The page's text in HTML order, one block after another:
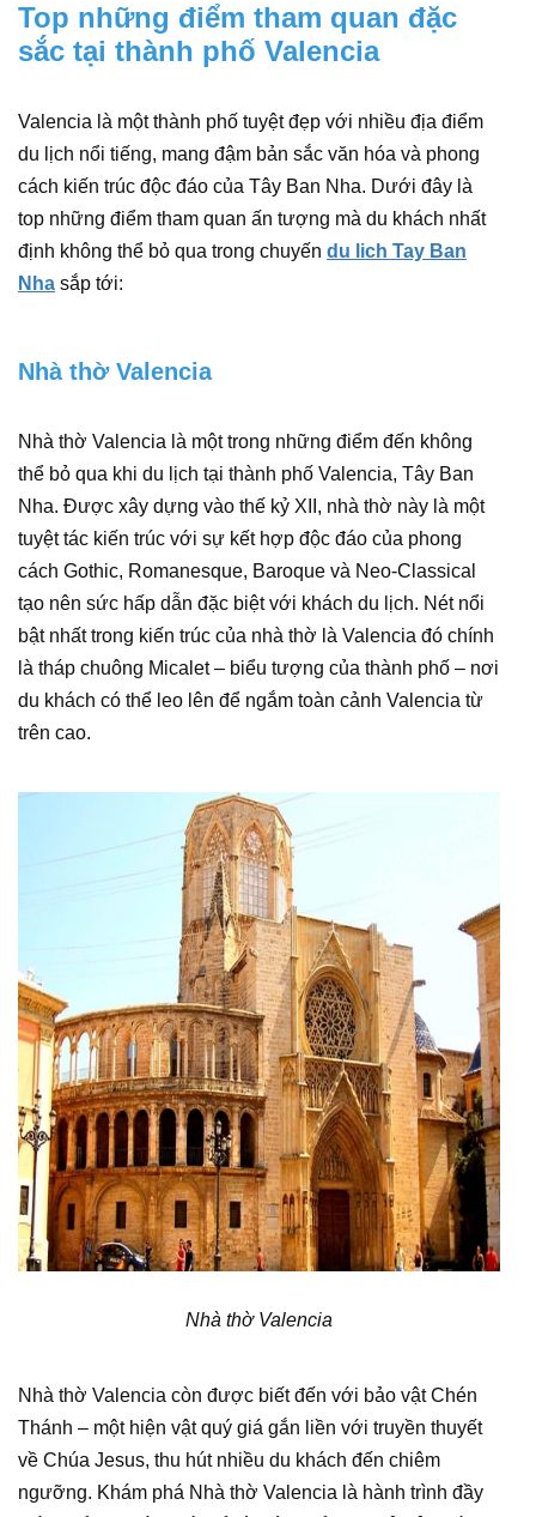
Top những điểm tham quan đặc
sắc tại thành phố Valencia
Valencia là một thành phố tuyệt đẹp với nhiều địa điểm
du lịch nổi tiếng, mang đậm bản sắc văn hóa và phong
cách kiến trúc độc đáo của Tây Ban Nha. Dưới đây là
top những điểm tham quan ấn tượng mà du khách nhất
định không thể bỏ qua trong chuyến du lich Tay Ban
Nha sắp tới:
Nhà thờ Valencia
Nhà thờ Valencia là một trong những điểm đến không
thể bỏ qua khi du lịch tại thành phố Valencia, Tây Ban
Nha. Được xây dựng vào thế kỷ XII, nhà thờ này là một
tuyệt tác kiến trúc với sự kết hợp độc đáo của phong
cách Gothic, Romanesque, Baroque và Neo-Classical
tạo nên sức hấp dẫn đặc biệt với khách du lịch. Nét nổi
bật nhất trong kiến trúc của nhà thờ là Valencia đó chính
là tháp chuông Micalet – biểu tượng của thành phố – nơi
du khách có thể leo lên để ngắm toàn cảnh Valencia từ
trên cao.
Nhà thờ Valencia
Nhà thờ Valencia còn được biết đến với bảo vật Chén
Thánh – một hiện vật quý giá gắn liền với truyền thuyết
về Chúa Jesus, thu hút nhiều du khách đến chiêm
ngưỡng. Khám phá Nhà thờ Valencia là hành trình đầy